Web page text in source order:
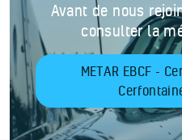
Avant de nous
consulter la
METAR EBCF -